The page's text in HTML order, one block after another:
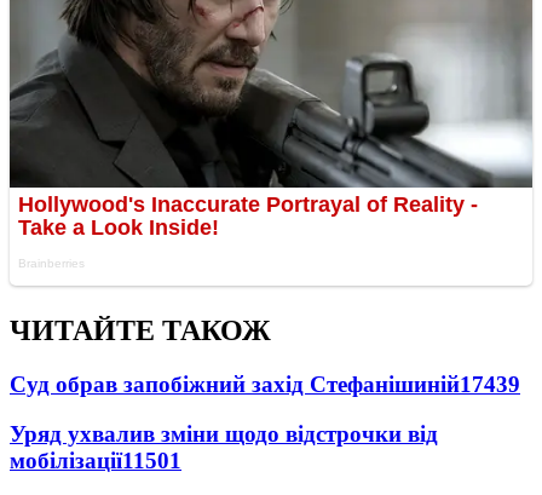
ЧИТАЙТЕ ТАКОЖ
Суд обрав запобіжний захід Стефанішиній17439
Уряд ухвалив зміни щодо відстрочки від
мобілізації11501